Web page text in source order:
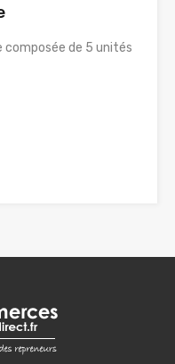
composée de 5 unités